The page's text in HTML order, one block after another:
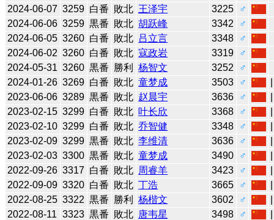
2024-06-07 3259 白番 敗北 王泽宇 3225
♂
2024-06-06 3259 黒番 敗北 胡跃峰 3342
♂
2024-06-05 3260 白番 敗北 吕立言 3348
♂
2024-06-02 3260 白番 敗北 寇政岩 3319
♂
2024-05-31 3260 黒番 勝利 杨智文 3252
♂
2024-01-26 3269 白番 敗北 童梦成 3503 ♂
2023-06-06 3289 黒番 敗北 赵晨宇 3636 ♂
2023-02-15 3299 白番 敗北 叶长欣 3368 ♂
2023-02-10 3299 白番 敗北 乔智健 3348 ♂
2023-02-09 3299 黒番 敗北 李维清 3636 ♂
2023-02-03 3300 黒番 敗北 童梦成 3490 ♂
2022-09-26 3317 白番 敗北 周睿羊 3423 ♂
2022-09-09 3320 白番 敗北 丁浩 3665 ♂
2022-08-25 3322 黒番 勝利 杨楷文 3602 ♂
2022-08-11 3323 黒番 敗北 唐韦星 3498 ♂